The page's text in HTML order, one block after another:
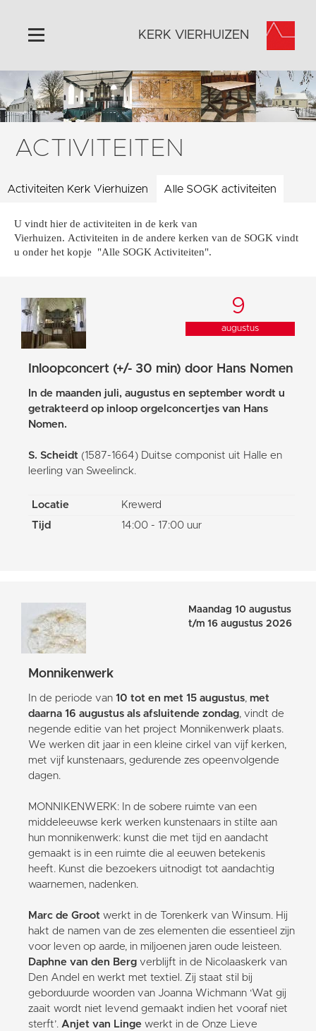
Home
Algemeen
Historie
Activiteiten
Contact
Vaktaal
KERK VIERHUIZEN
ACTIVITEITEN
Activiteiten Kerk Vierhuizen Alle SOGK activiteiten
U vindt hier de activiteiten in de kerk van
Vierhuizen. Activiteiten in de andere kerken van de SOGK vindt
u onder het kopje "Alle SOGK Activiteiten".
9
augustus
Inloopconcert (+/- 30 min) door Hans Nomen
In de maanden juli, augustus en september wordt u
getrakteerd op inloop orgelconcertjes van Hans
Nomen.
S. Scheidt (1587-1664) Duitse componist uit Halle en
leerling van Sweelinck.
Locatie
Krewerd
Tijd
14:00 - 17:00 uur
Maandag 10 augustus
t/m 16 augustus 2026
Monnikenwerk
In de periode van 10 tot en met 15 augustus, met
daarna 16 augustus als afsluitende zondag, vindt de
negende editie van het project Monnikenwerk plaats.
We werken dit jaar in een kleine cirkel van vijf kerken,
met vijf kunstenaars, gedurende zes opeenvolgende
dagen.
MONNIKENWERK: In de sobere ruimte van een
middeleeuwse kerk werken kunstenaars in stilte aan
hun monnikenwerk: kunst die met tijd en aandacht
gemaakt is in een ruimte die al eeuwen betekenis
heeft. Kunst die bezoekers uitnodigt tot aandachtig
waarnemen, nadenken.
Marc de Groot werkt in de Torenkerk van Winsum. Hij
hakt de namen van de zes elementen die essentieel zijn
voor leven op aarde, in miljoenen jaren oude leisteen.
Daphne van den Berg verblijft in de Nicolaaskerk van
Den Andel en werkt met textiel. Zij staat stil bij
geborduurde woorden van Joanna Wichmann ‘Wat gij
zaait wordt niet levend gemaakt indien het vooraf niet
sterft’. Anjet van Linge werkt in de Onze Lieve